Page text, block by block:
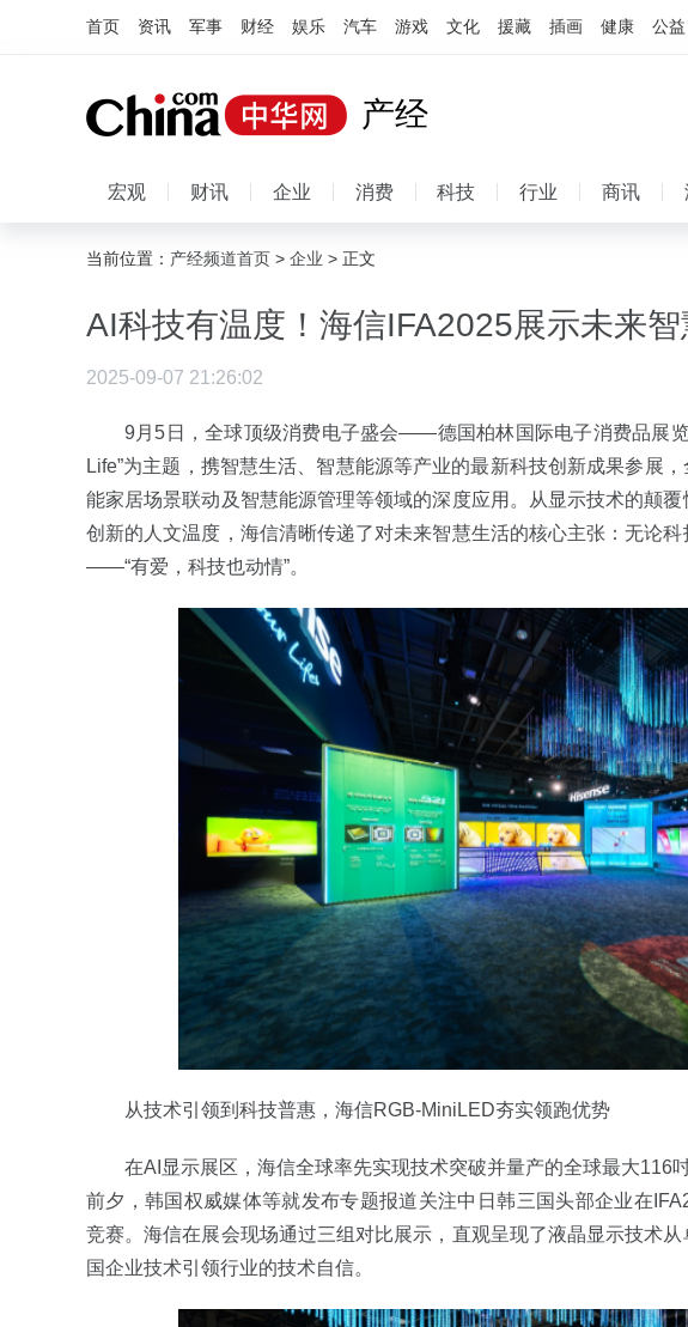
首页 资讯 军事 财经 娱乐 汽车 游戏 文化 援藏 插画 健康 公益
产经
宏观 财讯 企业 消费 科技 行业 商讯
当前位置： 产经频道首页 > 企业 > 正文
AI科技有温度！海信IFA2025展示未来
2025-09-07 21:26:02
9月5日，全球顶级消费电子盛会——德国柏林国际电子消费品展
Life”为主题，携智慧生活、智慧能源等产业的最新科技创新成果参展
能家居场景联动及智慧能源管理等领域的深度应用。从显示技术的颠
创新的人文温度，海信清晰传递了对未来智慧生活的核心主张：无论
——“有爱，科技也动情”。
从技术引领到科技普惠，海信RGB-MiniLED夯实领跑优势
在AI显示展区，海信全球率先实现技术突破并量产的全球最大116
前夕，韩国权威媒体等就发布专题报道关注中日韩三国头部企业在
竞赛。海信在展会现场通过三组对比展示，直观呈现了液晶显示技术
国企业技术引领行业的技术自信。